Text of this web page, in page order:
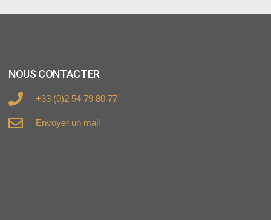
NOUS CONTACTER
+33 (0)2 54 79 80 77
Envoyer un mail